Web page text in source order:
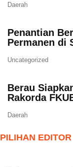
Daerah
Penantian
Permanen di
Uncategorized
Berau
Rakorda
Daerah
PILIHAN EDITOR